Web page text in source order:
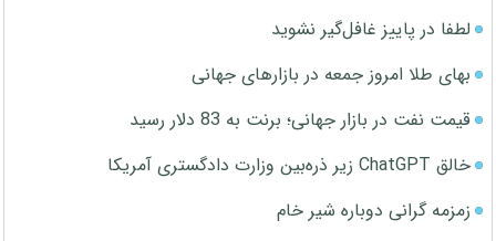
لطفا در پاییز غافل‌گیر نشوید
بهای طلا امروز جمعه در بازارهای جهانی
قیمت نفت در بازار جهانی؛ برنت به 83 دلار رسید
خالق ChatGPT زیر ذره‌بین وزارت دادگستری آمریکا
زمزمه گرانی دوباره شیر خام